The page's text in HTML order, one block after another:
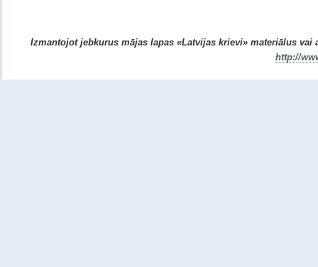
Izmantojot jebkurus mājas lapas «Latvijas krievi» materiālus
http://